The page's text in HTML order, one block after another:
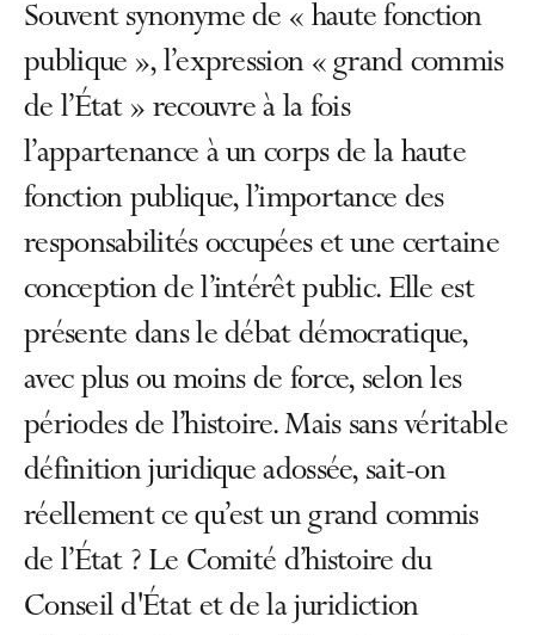
Souvent synonyme de « haute fonction
publique », l’expression « grand commis
de l’État » recouvre à la fois
l’appartenance à un corps de la haute
fonction publique, l’importance des
responsabilités occupées et une certaine
conception de l’intérêt public. Elle est
présente dans le débat démocratique,
avec plus ou moins de force, selon les
périodes de l’histoire. Mais sans véritable
définition juridique adossée, sait-on
réellement ce qu’est un grand commis
de l’État ? Le Comité d’histoire du
Conseil d'État et de la juridiction